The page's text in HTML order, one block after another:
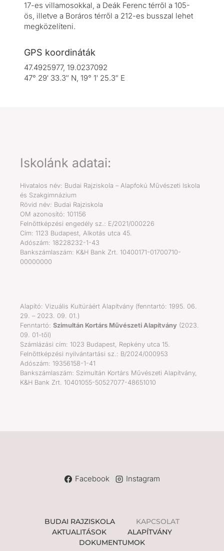
17-es villamosokkal, a Deák Ferenc térről a 105-
ös, illetve a Boráros térről a 212-es busszal lehet
megközelíteni.
GPS koordináták
47.4925977, 19.0237092
47° 29′ 33.3″ N, 19° 1′ 25.3″ E
Iskolánk adatai:
Hivatalos név: Budai Rajziskola – Alapfokú Művészeti Iskola
és Szakgimnázium
Rövid név: Budai Rajziskola
OM azonosító: 101156
Felnőttképzési engedély sz.: E/2021/000226
Cím: 1123 Budapest, Alkotás utca 45.
Adószám: 18228232-1-43
Bankszámlaszám: K&H Bank Zrt. 10400171-01700710-
00000000
Alapító: Vizuális Kultúráért Alapítvány (fenntartó: 1995. 06.
29. – 2023. 09. 01.)
Fenntartó: Szimultán Kortárs Művészeti Alapítvány (2023.
09. 01-től)
Számlázási cím: 1023 Budapest, Repkény utca 15.
Felnőttképzési nyilvántartási sz.: B/2024/000953
Adószám: 19356158-1-41
Bankszámlaszám: Szimultán Kortárs Művészeti Alapítvány,
K&H Bank Zrt. 10401055-50527077-48651010
Facebook Instagram
BUDAI RAJZISKOLA
KAPCSOLAT
AKTUALITÁSOK
ALAPÍTVÁNY
DOKUMENTUMOK